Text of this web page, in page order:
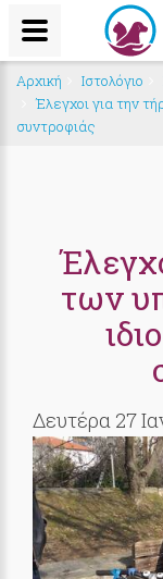
Αρχική Ιστολόγιο
Έλεγχοι για την
συντροφιάς
των
Δευτέρα 27